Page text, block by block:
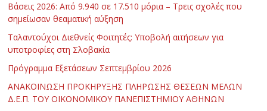
Βάσεις 2026: Από 9.940 σε 17.510 μόρια – Τρεις σχολές που
σημείωσαν θεαματική αύξηση
Ταλαντούχοι Διεθνείς Φοιτητές: Υποβολή αιτήσεων για
υποτροφίες στη Σλοβακία
Πρόγραμμα Εξετάσεων Σεπτεμβρίου 2026
ΑΝΑΚΟΙΝΩΣΗ ΠΡΟΚΗΡΥΞΗΣ ΠΛΗΡΩΣΗΣ ΘΕΣΕΩΝ ΜΕΛΩΝ
Δ.Ε.Π. ΤΟΥ ΟΙΚΟΝΟΜΙΚΟΥ ΠΑΝΕΠΙΣΤΗΜΙΟΥ ΑΘΗΝΩΝ